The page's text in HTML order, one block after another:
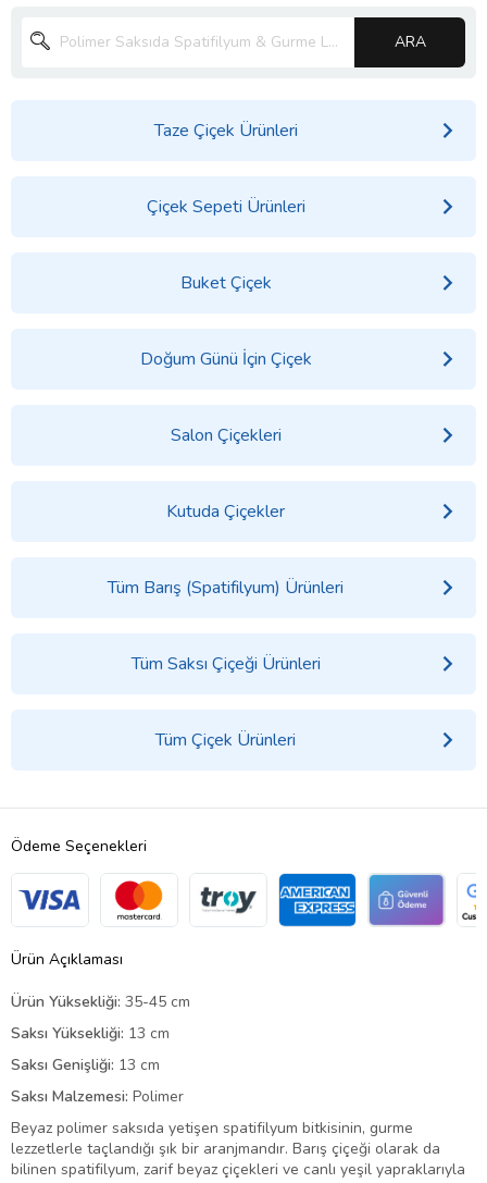
ARA
Taze Çiçek Ürünleri
Çiçek Sepeti Ürünleri
Buket Çiçek
Doğum Günü İçin Çiçek
Salon Çiçekleri
Kutuda Çiçekler
Tüm Barış (Spatifilyum) Ürünleri
Tüm Saksı Çiçeği Ürünleri
Tüm Çiçek Ürünleri
Ödeme Seçenekleri
Ürün Açıklaması
Ürün Yüksekliği: 35-45 cm
Saksı Yüksekliği: 13 cm
Saksı Genişliği: 13 cm
Saksı Malzemesi: Polimer
Beyaz polimer saksıda yetişen spatifilyum bitkisinin, gurme
lezzetlerle taçlandığı şık bir aranjmandır. Barış çiçeği olarak da
bilinen spatifilyum, zarif beyaz çiçekleri ve canlı yeşil yapraklarıyla